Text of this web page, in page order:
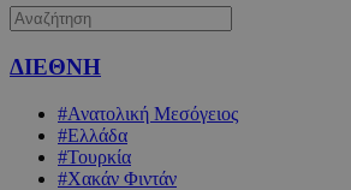
ΔΙΕΘΝΗ
#Ανατολική Μεσόγειος
#Ελλάδα
#Τουρκία
#Χακάν Φιντάν